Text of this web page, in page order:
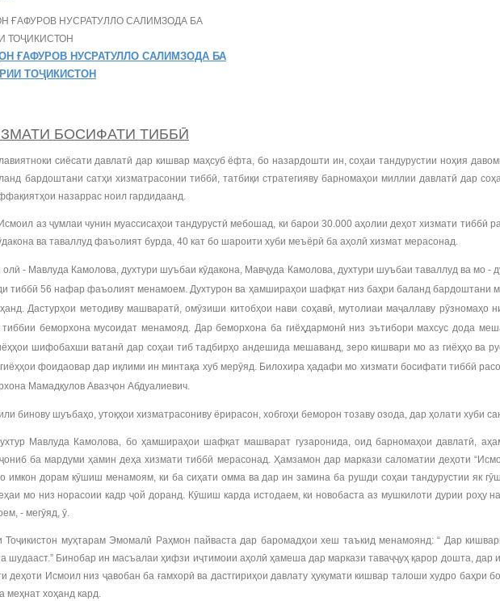
ҒАФУРОВ НУСРАТУЛЛО САЛИМЗОДА БА
ТОҶИКИСТОН
БОСИФАТИ ТИББӢ
сиёсати давлатӣ дар кишвар маҳсуб ёфта, бо назардошти ин, соҳаи тандурустии ноҳия
бардоштани сатҳи хизматрасонии тиббӣ, татбиқи стратегияву барномаҳои миллии давлатӣ дар
назаррас ноил гардидаанд.
аз ҷумлаи чунин муассисаҳои тандурустӣ мебошад, ки барои 30.000 аҳолии деҳот хизмати тиббӣ
ва таваллуд фаъолият бурда, 40 кат бо шароити хуби меъёрӣ ба аҳолӣ хизмат мерасонад.
- Мавлуда Камолова, духтури шуъбаи кӯдакона, Мавҷуда Камолова, духтури шуъбаи таваллуд ва
тиббӣ 56 нафар фаъолият менамоем. Духтурон ва ҳамшираҳои шафқат низ баҳри баланд бардоштани
Дастурҳои методиву машваратӣ, омӯзиши китобҳои нави соҳавӣ, мутолиаи маҷаллаву рӯзномаҳо
беморхона мусоидат менамояд. Дар беморхона ба гиёҳдармонӣ низ эътибори махсус дода
шифобахши ватанӣ дар соҳаи тиб тадбирҳо андешида мешаванд, зеро кишвари мо аз гиёҳҳо ва
гиёҳҳои фоидаовар дар иқлими ин минтақа хуб мерӯяд. Билохира ҳадафи мо хизмати босифати тиббӣ
Мамадқулов Авазҷон Абдуалиевич.
бинову шуъбаҳо, утоқҳои хизматрасониву ёрирасон, хобгоҳи беморон тозаву озода, дар ҳолати хуби
Мавлуда Камолова, бо ҳамшираҳои шафқат машварат гузаронида, оид барномаҳои давлатӣ,
ба мардуми ҳамин деҳа хизмати тиббӣ мерасонад. Ҳамзамон дар маркази саломатии деҳоти
имкон дорам кӯшиш менамоям, ки ба сиҳати омма ва дар ин замина ба рушди соҳаи тандурустии як
мо низ норасоии кадр ҷой доранд. Кӯшиш карда истодаем, ки новобаста аз мушкилоти дурии роҳу
- мегӯяд, ӯ.
муҳтарам Эмомалӣ Раҳмон пайваста дар баромадҳои хеш таъкид менамоянд: “ Дар
шудааст.” Бинобар ин масъалаи ҳифзи иҷтимоии аҳолӣ ҳамеша дар маркази таваҷҷуҳ қарор дошта,
Исмоил низ ҷавобан ба ғамхорӣ ва дастгириҳои давлату ҳукумати кишвар талоши худро баҳри
меҳнат хоҳанд кард.